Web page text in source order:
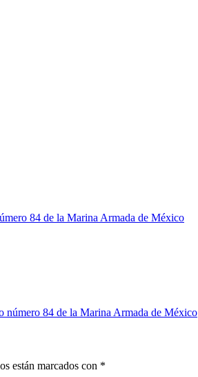
84 de la Marina Armada de México
número 84 de la Marina Armada de México
están marcados con *